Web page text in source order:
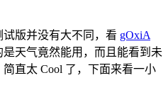
版并没有大不同，看 gOxiA
天气竟然能用，而且能看到未
直太 Cool 了，下面来看一小